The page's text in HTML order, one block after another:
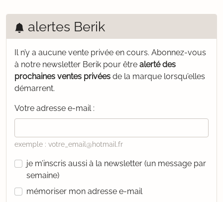
alertes Berik
Il n’y a aucune vente privée en cours. Abonnez-vous
à notre newsletter Berik pour être alerté des
prochaines ventes privées de la marque lorsqu’elles
démarrent.
Votre adresse e-mail :
exemple : votre_email@hotmail.fr
je m’inscris aussi à la newsletter (un message par
semaine)
mémoriser mon adresse e-mail